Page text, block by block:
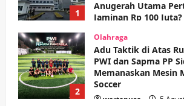
2
Soccer
wartanusa 5
3
Ekonomi
HOT NEWS: Ribuan
Tumplek Blek di
Jambu, Borong
Nonton Jaranan!
wartanusa 4